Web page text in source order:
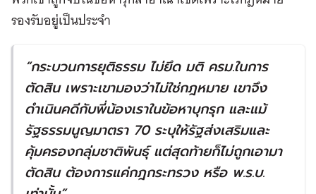
รองรับอยู่เป็นประจำ
“กระบวนการยุติธรรม ไม่ยึด มติ ครม.ในการ
ตัดสิน เพราะเขามองว่าไม่ใช่กฎหมาย เขาจึง
ดำเนินคดีกับพี่น้องเราในข้อหาบุกรุก และแม้
รัฐธรรมนูญมาตรา 70 ระบุให้รัฐส่งเสริมและ
คุ้มครองกลุ่มชาติพันธุ์ แต่สุดท้ายก็ไม่ถูกเอามา
ตัดสิน ต้องการแค่กฎกระทรวง หรือ พ.ร.บ.